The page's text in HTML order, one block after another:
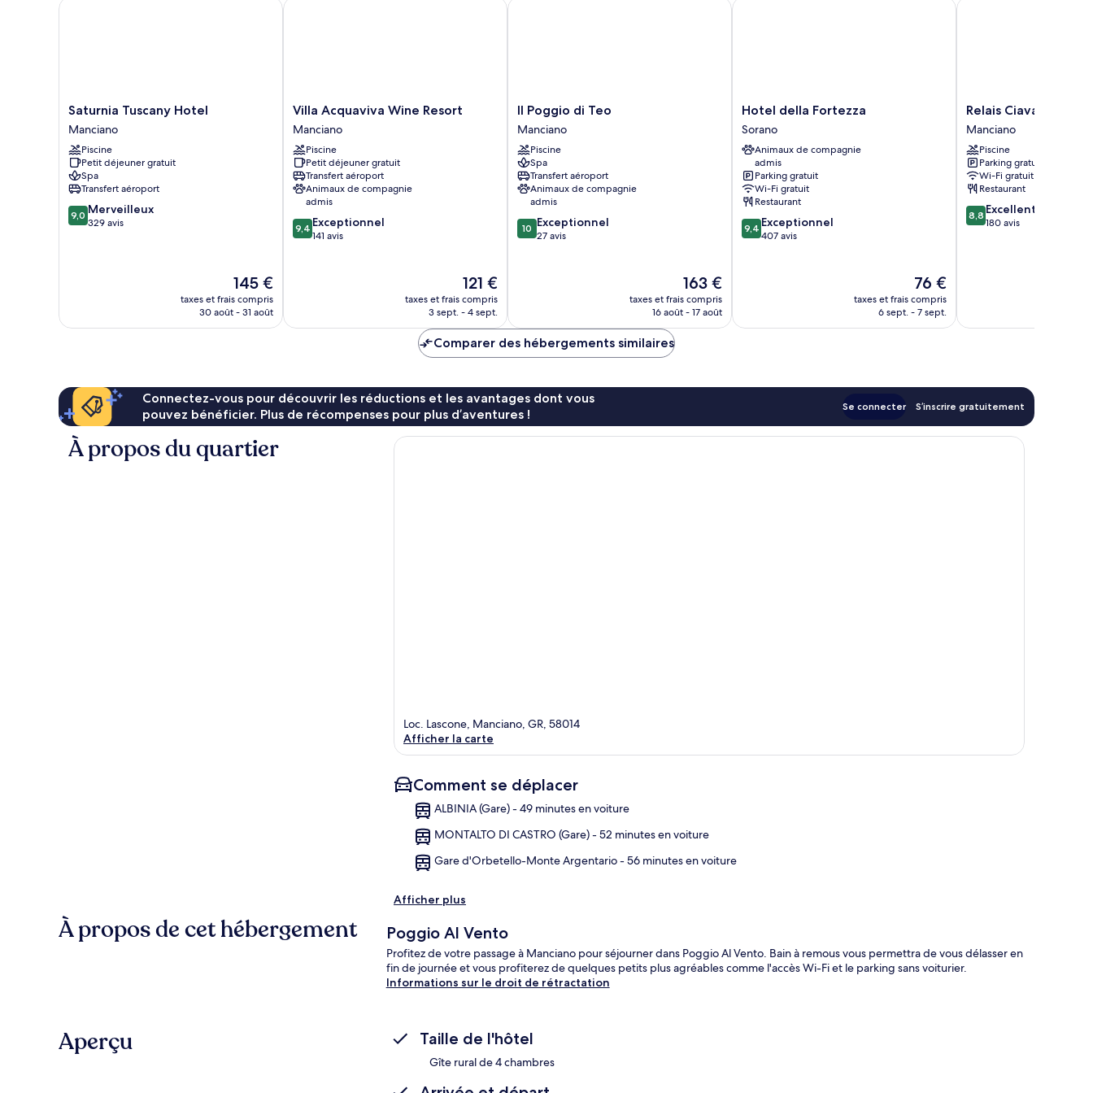
Saturnia
Tuscany
Hotel
Manciano
Saturnia Tuscany Hotel
Manciano
Piscine
Petit déjeuner gratuit
Spa
Transfert aéroport
9.0
sur
9,0 Merveilleux
329 avis
Le
nouveau
prix
145 €
taxes et frais compris
30 août - 31 août
Saturnia Tuscany Hotel
Villa
Acquaviva
Wine
Resort
Manciano
Villa Acquaviva Wine Resort
Manciano
Piscine
Petit déjeuner gratuit
Transfert aéroport
Animaux de compagnie
admis
9.4
sur
9,4 Exceptionnel
141 avis
Le
nouveau
prix
de
121 €
121 €
taxes et frais compris
3 sept. - 4 sept.
Villa Acquaviva Wine Resort
Il
Poggio
di
Teo
Manciano
Il Poggio di Teo
Manciano
Piscine
Spa
Transfert aéroport
Animaux de compagnie
admis
10.0
sur
10 Exceptionnel
27 avis
Le
nouveau
prix
163 €
taxes et frais compris
16 août - 17 août
Il Poggio di Teo
Hotel
della
Fortezza
Sorano
Hotel della Fortezza
Sorano
Animaux de compagnie
admis
Parking gratuit
Wi-Fi gratuit
Restaurant
9.4
sur
9,4 Exceptionnel
407 avis
Le
nouveau
prix
76 €
taxes et frais compris
6 sept. - 7 sept.
Hotel della Fortezza
Relais
Ciavatta
Country
Hotel
Manciano
Relais Ciavatta
Manciano
Piscine
Parking gratuit
Wi-Fi gratuit
Restaurant
8.8
sur
8,8 Excellent
180 avis
Relais Ciavatta
Comparer des hébergements similaires
Connectez-vous pour découvrir les réductions et les avantages dont vous
pouvez bénéficier. Plus de récompenses pour plus d’aventures !
Se connecter S’inscrire gratuitement
À propos du quartier
Loc. Lascone, Manciano, GR, 58014
Afficher la carte
Comment se déplacer
ALBINIA (Gare) - 49 minutes en voiture
MONTALTO DI CASTRO (Gare) - 52 minutes en voiture
Gare d'Orbetello-Monte Argentario - 56 minutes en voiture
Afficher plus
À propos de cet hébergement Poggio Al Vento
Profitez de votre passage à Manciano pour séjourner dans Poggio Al Vento. Bain à remous vous permettra de vous délasser en
fin de journée et vous profiterez de quelques petits plus agréables comme l'accès Wi-Fi et le parking sans voiturier.
Informations sur le droit de rétractation
Aperçu Taille de l'hôtel
Gîte rural de 4 chambres